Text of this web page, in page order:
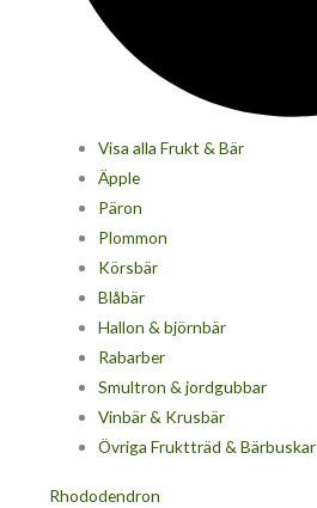
Visa alla Frukt & Bär
Äpple
Päron
Plommon
Körsbär
Blåbär
Hallon & björnbär
Rabarber
Smultron & jordgubbar
Vinbär & Krusbär
Övriga Fruktträd & Bärbuskar
Rhododendron